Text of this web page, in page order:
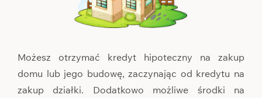
Możesz otrzymać kredyt hipoteczny na zakup
domu lub jego budowę, zaczynając od kredytu na
zakup działki. Dodatkowo możliwe środki na